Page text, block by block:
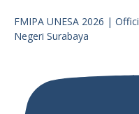
FMIPA UNESA 2026 |
Negeri Surabaya